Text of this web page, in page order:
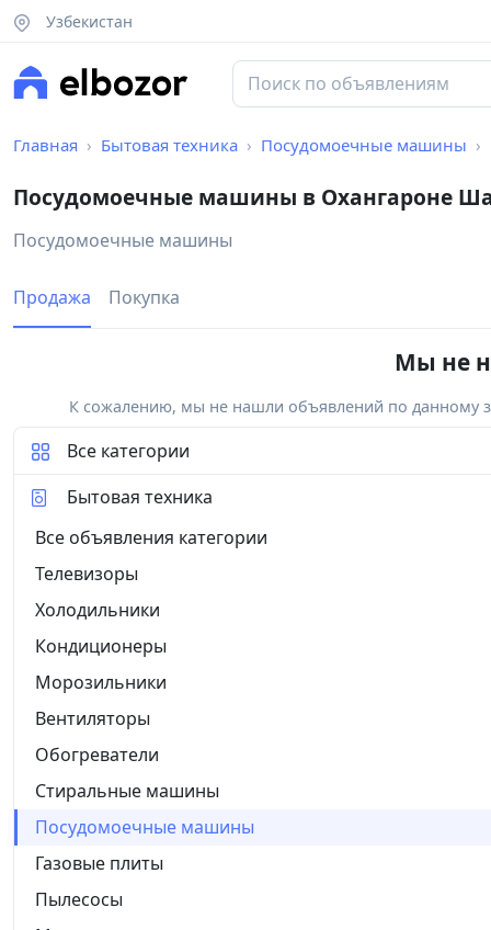
Узбекистан
Главная Бытовая техника Посудомоечные машины
Посудомоечные машины в Охангароне
Посудомоечные машины
Продажа Покупка
Мы не
К сожалению, мы не нашли объявлений по данному
Все категории
Бытовая техника
Все объявления категории
Телевизоры
Холодильники
Кондиционеры
Морозильники
Вентиляторы
Обогреватели
Стиральные машины
Посудомоечные машины
Газовые плиты
Пылесосы